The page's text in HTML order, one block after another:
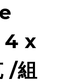
4 x
/組